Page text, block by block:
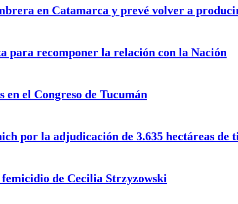
en Catamarca y prevé volver a
para recomponer la relación con la Nación
en el Congreso de Tucumán
por la adjudicación de 3.635 hectáreas de
de Cecilia Strzyzowski